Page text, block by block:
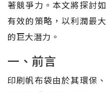
著競爭力。本文將探討
有效的策略，以利潤最
的巨大潛力。
一、前言
印刷帆布袋由於其環保